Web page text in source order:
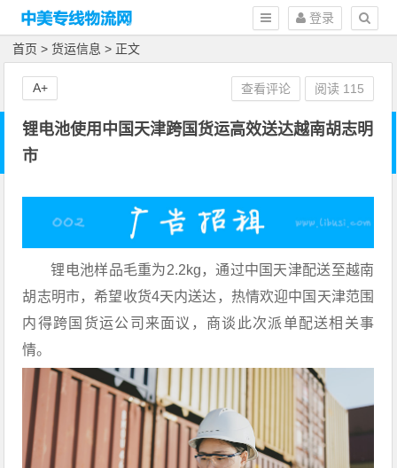
登录
首页 > 货运信息 > 正文
锂电池使用中国天津跨国货运高效送达越南胡志明
市
锂电池样品毛重为2.2kg，通过中国天津配送至越南
胡志明市，希望收货4天内送达，热情欢迎中国天津范围
内得跨国货运公司来面议，商谈此次派单配送相关事
情。
查看评论 阅读 115
A+